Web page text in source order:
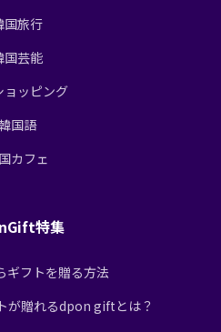
国旅行
国芸能
ョッピング
国語
カフェ
特集
フトを贈る方法
が贈れるdpon giftとは？